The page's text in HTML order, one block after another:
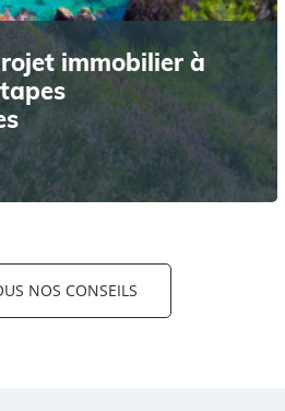
immobilier à
NOS CONSEILS